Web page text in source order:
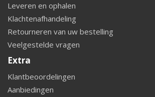
Leveren en ophalen
Klachtenafhandeling
Retourneren van uw bestelling
Veelgestelde vragen
Extra
Klantbeoordelingen
Aanbiedingen